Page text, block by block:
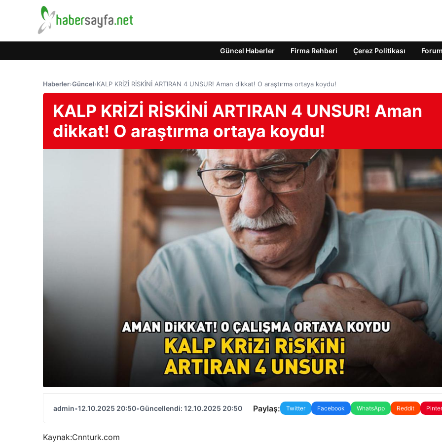
Güncel Haberler Firma Rehberi Çerez Politikası Forum
Haberler›Güncel›KALP KRİZİ RİSKİNİ ARTIRAN 4 UNSUR! Aman dikkat! O araştırma ortaya koydu!
KALP KRİZİ RİSKİNİ ARTIRAN 4 UNSUR! Aman
dikkat! O araştırma ortaya koydu!
admin•12.10.2025 20:50•Güncellendi: 12.10.2025 20:50 Paylaş: Twitter Facebook WhatsApp Reddit
Kaynak:Cnnturk.com